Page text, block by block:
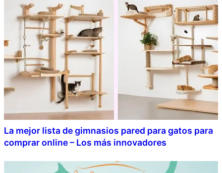
La mejor lista de gimnasios pared para gatos para
comprar online – Los más innovadores